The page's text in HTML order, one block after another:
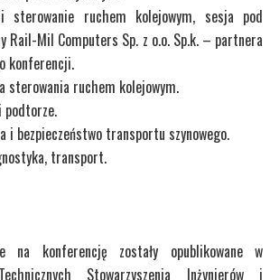
sterowanie ruchem kolejowym, sesja pod
Rail-Mil Computers Sp. z o.o. Sp.k. – partnera
konferencji.
ruchem kolejowym.
podtorze.
bezpieczeństwo transportu szynowego.
transport.
na konferencję zostały opublikowane w
Stowarzyszenia Inżynierów i